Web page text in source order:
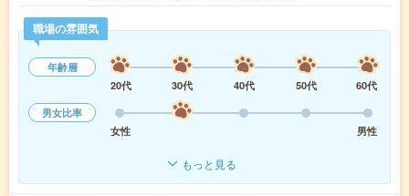
職場の雰囲気
年齢層
20代
30代 40代 50代
60代
男女比率
女性
男性
もっと見る